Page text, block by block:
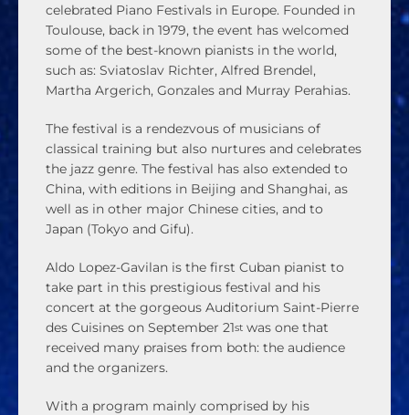
celebrated Piano Festivals in Europe. Founded in
Toulouse, back in 1979, the event has welcomed
some of the best-known pianists in the world,
such as: Sviatoslav Richter, Alfred Brendel,
Martha Argerich, Gonzales and Murray Perahias.
The festival is a rendezvous of musicians of
classical training but also nurtures and celebrates
the jazz genre. The festival has also extended to
China, with editions in Beijing and Shanghai, as
well as in other major Chinese cities, and to
Japan (Tokyo and Gifu).
Aldo Lopez-Gavilan is the first Cuban pianist to
take part in this prestigious festival and his
concert at the gorgeous Auditorium Saint-Pierre
des Cuisines on September 21st was one that
received many praises from both: the audience
and the organizers.
With a program mainly comprised by his